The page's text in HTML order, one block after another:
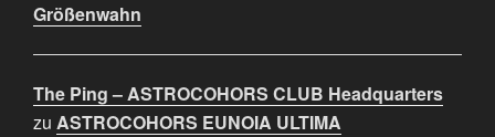
Größenwahn
The Ping – ASTROCOHORS CLUB Headquarters
zu ASTROCOHORS EUNOIA ULTIMA